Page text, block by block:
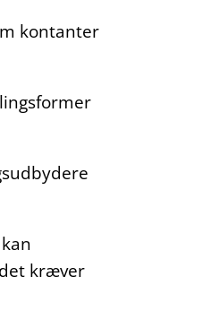
kontanter
kræver